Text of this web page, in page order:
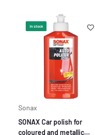
In stock
Sonax
SONAX Car polish for
coloured and metallic